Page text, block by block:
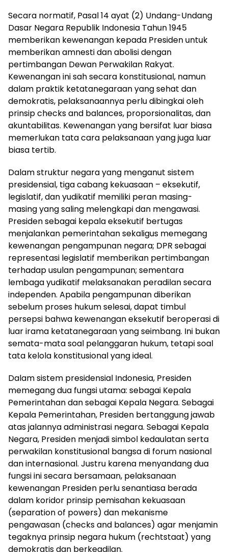
Secara normatif, Pasal 14 ayat (2) Undang-Undang
Dasar Negara Republik Indonesia Tahun 1945
memberikan kewenangan kepada Presiden untuk
memberikan amnesti dan abolisi dengan
pertimbangan Dewan Perwakilan Rakyat.
Kewenangan ini sah secara konstitusional, namun
dalam praktik ketatanegaraan yang sehat dan
demokratis, pelaksanaannya perlu dibingkai oleh
prinsip checks and balances, proporsionalitas, dan
akuntabilitas. Kewenangan yang bersifat luar biasa
memerlukan tata cara pelaksanaan yang juga luar
biasa tertib.
Dalam struktur negara yang menganut sistem
presidensial, tiga cabang kekuasaan – eksekutif,
legislatif, dan yudikatif memiliki peran masing-
masing yang saling melengkapi dan mengawasi.
Presiden sebagai kepala eksekutif bertugas
menjalankan pemerintahan sekaligus memegang
kewenangan pengampunan negara; DPR sebagai
representasi legislatif memberikan pertimbangan
terhadap usulan pengampunan; sementara
lembaga yudikatif melaksanakan peradilan secara
independen. Apabila pengampunan diberikan
sebelum proses hukum selesai, dapat timbul
persepsi bahwa kewenangan eksekutif beroperasi di
luar irama ketatanegaraan yang seimbang. Ini bukan
semata-mata soal pelanggaran hukum, tetapi soal
tata kelola konstitusional yang ideal.
Dalam sistem presidensial Indonesia, Presiden
memegang dua fungsi utama: sebagai Kepala
Pemerintahan dan sebagai Kepala Negara. Sebagai
Kepala Pemerintahan, Presiden bertanggung jawab
atas jalannya administrasi negara. Sebagai Kepala
Negara, Presiden menjadi simbol kedaulatan serta
perwakilan konstitusional bangsa di forum nasional
dan internasional. Justru karena menyandang dua
fungsi ini secara bersamaan, pelaksanaan
kewenangan Presiden perlu senantiasa berada
dalam koridor prinsip pemisahan kekuasaan
(separation of powers) dan mekanisme
pengawasan (checks and balances) agar menjamin
tegaknya prinsip negara hukum (rechtstaat) yang
demokratis dan berkeadilan.